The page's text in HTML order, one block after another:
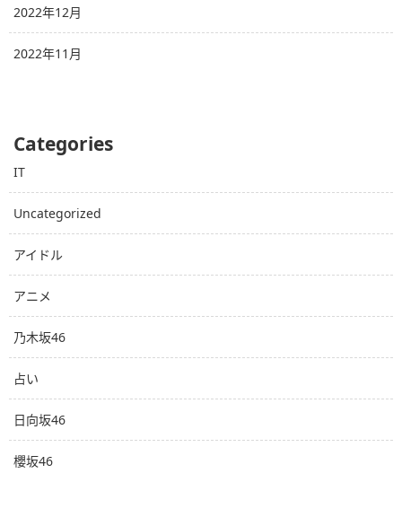
2022年12月
2022年11月
Categories
IT
Uncategorized
アイドル
アニメ
乃木坂46
占い
日向坂46
櫻坂46